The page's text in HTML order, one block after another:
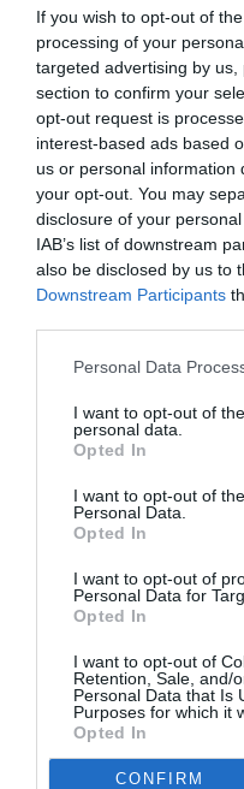
If you wish to opt-out of
processing of your
targeted advertising by
section to confirm your
opt-out request is
interest-based ads based
us or personal information
your opt-out. You may
disclosure of your
IAB’s list of downstream
also be disclosed by us to
Downstream Participants
Personal Data
I want to opt-out of
personal data.
Opted In
I want to opt-out of
Personal Data.
Opted In
I want to opt-out of
Personal Data for
Opted In
I want to opt-out of
Retention, Sale, and/
Personal Data that Is
Purposes for which it
Opted In
CONFIRM